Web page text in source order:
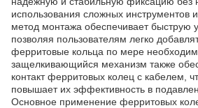
использования сложных инструментов
метод монтажа обеспечивает быструю
позволяя пользователям легко
ферритовые кольца по мере
защелкивающийся механизм также
контакт ферритовых колец с кабелем,
повышает их эффективность в
Основное применение ферритовых